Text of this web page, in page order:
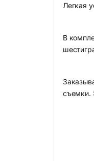
Легкая
В
съемки.